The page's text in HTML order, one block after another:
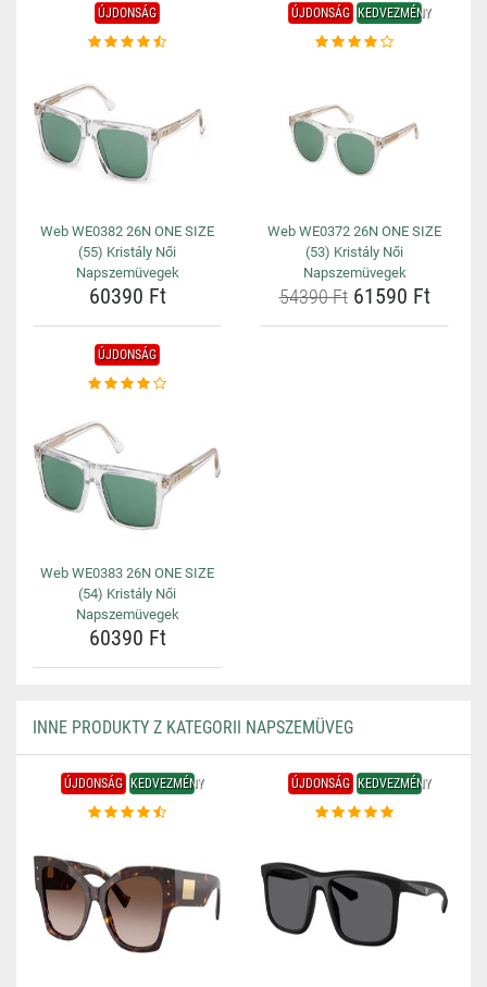
ÚJDONSÁG
Web WE0382 26N ONE SIZE
(55) Kristály Női
Napszemüvegek
60390 Ft
ÚJDONSÁG KEDVEZMÉNY
Web WE0372 26N ONE SIZE
(53) Kristály Női
Napszemüvegek
54390 Ft61590 Ft
ÚJDONSÁG
Web WE0383 26N ONE SIZE
(54) Kristály Női
Napszemüvegek
60390 Ft
INNE PRODUKTY Z KATEGORII NAPSZEMÜVEG
ÚJDONSÁG KEDVEZMÉNY ÚJDONSÁG KEDVEZMÉNY